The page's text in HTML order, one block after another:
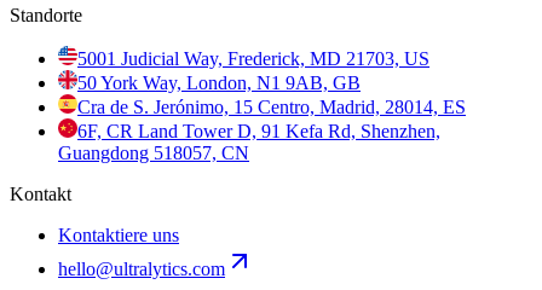
Standorte
5001 Judicial Way, Frederick, MD 21703, US
50 York Way, London, N1 9AB, GB
Cra de S. Jerónimo, 15 Centro, Madrid, 28014, ES
6F, CR Land Tower D, 91 Kefa Rd, Shenzhen,
Guangdong 518057, CN
Kontakt
Kontaktiere uns
hello@ultralytics.com